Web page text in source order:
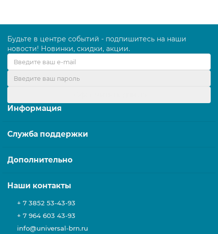
Будьте в центре событий - подпишитесь на наши
новости! Новинки, скидки, акции.
Информация
Служба поддержки
Дополнительно
Наши контакты
+ 7 3852 53-43-93
+ 7 964 603 43-93
info@universal-brn.ru